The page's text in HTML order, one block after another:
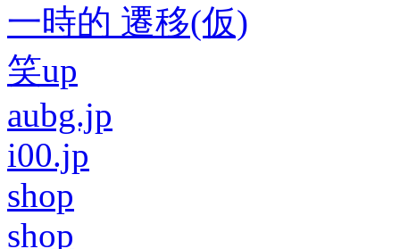
一時的 遷移(仮)
笑up
aubg.jp
i00.jp
shop
shop